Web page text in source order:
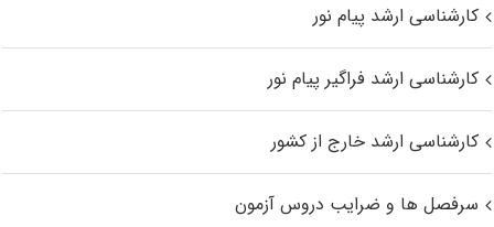
کارشناسی ارشد پیام نور
کارشناسی ارشد فراگیر پیام نور
کارشناسی ارشد خارج از کشور
سرفصل ها و ضرایب دروس آزمون